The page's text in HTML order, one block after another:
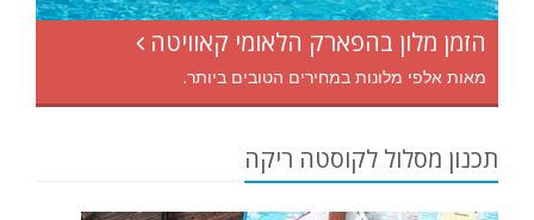
הזמן מלון בהפארק הלאומי קאוויטה
מאות אלפי מלונות במחירים הטובים ביותר.
תכנון מסלול לקוסטה ריקה